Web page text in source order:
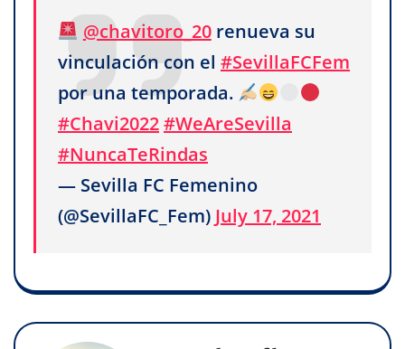
@chavitoro_20renueva su
vinculación con el #SevillaFCFem
por una temporada.
#Chavi2022#WeAreSevilla
#NuncaTeRindas
— Sevilla FC Femenino
(@SevillaFC_Fem) July 17, 2021